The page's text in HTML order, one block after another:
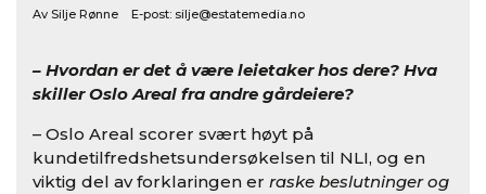
Av Silje Rønne E-post: silje@estatemedia.no
– Hvordan er det å være leietaker hos dere? Hva
skiller Oslo Areal fra andre gårdeiere?
– Oslo Areal scorer svært høyt på
kundetilfredshetsundersøkelsen til NLI, og en
viktig del av forklaringen er raske beslutninger og